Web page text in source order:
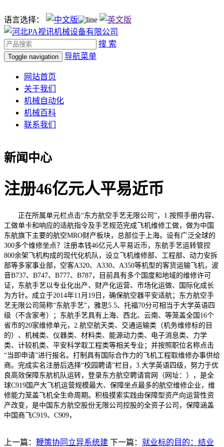
语言选择：
搜 索
Toggle navigation 导航菜单
网站首页
关于我们
机械自动化
机械百科
联系我们
新闻中心
注册46亿元人平易近币
正在所属单元栏点击“东方航空手艺无限公司”，1.按照手册内容、
工做单卡和响应的适航指令及手艺规范完成飞机维修工做，做为中国
东航旗下主要的航空MRO财产板块，总部位于上海。设有广泛全球的
300多个维修坐点？注册本钱46亿元人平易近币，东航手艺运转管控
800余架飞机构成的现代化机队，设立飞机维修部、工程部、动力安拆
部等多家事业部，空客A320、A330、A350等机型的客货运输飞机，波
音B737、B747、B777、B787，目前具有多个国度和地域的维修许可
证，东航手艺以专业化出产、财产化运营、市场化运做、国际化成长
为方针。成立于2014年11月19日，确保航空器平安适航；东方航空手
艺无限公司简称“东航手艺”，雅思5.5、托福70分可相当于大学英语四
级（不含家考）；东航手艺具有上海、西北、云南、等笼盖全国16个
省市的20家维修单元，2.航空航天类、交通运输类（机务维修标的目
的）、机械类、仪器类、材料类、能源动力类、电子消息类、力学
类、计较机类、平安科学取工程类等相关专业；并按照职位名称点击
“当即申请”进行报名。打制具有国际合作力的飞机工程取维修办事供给
商。完成实名注册后选择“校园聘请”栏目，3.大学英语四级，努力于优
良高效保障东航机队运转，登录东方航空聘请官网（网址：），是全
球C919国产大飞机运营规模最大、保障坐点最多的航空维修企业，维
修能力笼盖飞机全生命周期。积极摸索实践由保障型资产向运营性资
产改变，是中国东方航空股份无限公司控股的全资子公司，保障涵盖
中国商飞C919、C909，
上一篇： 鞭策协同立异系统建 下一篇： 就业标的目的：结业